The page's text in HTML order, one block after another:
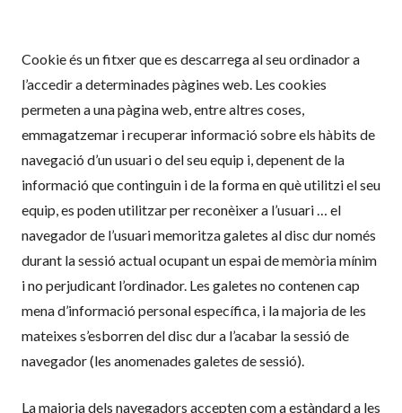
Cookie és un fitxer que es descarrega al seu ordinador a
l’accedir a determinades pàgines web. Les cookies
permeten a una pàgina web, entre altres coses,
emmagatzemar i recuperar informació sobre els hàbits de
navegació d’un usuari o del seu equip i, depenent de la
informació que continguin i de la forma en què utilitzi el seu
equip, es poden utilitzar per reconèixer a l’usuari … el
navegador de l’usuari memoritza galetes al disc dur només
durant la sessió actual ocupant un espai de memòria mínim
i no perjudicant l’ordinador. Les galetes no contenen cap
mena d’informació personal específica, i la majoria de les
mateixes s’esborren del disc dur a l’acabar la sessió de
navegador (les anomenades galetes de sessió).
La majoria dels navegadors accepten com a estàndard a les